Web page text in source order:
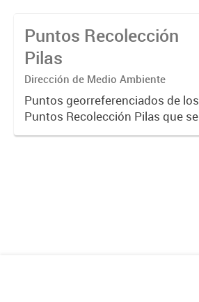
Puntos Recolección
Pilas
Dirección de Medio Ambiente
Puntos georreferenciados de los
Puntos Recolección Pilas que se
encuentra en la Ciudad de